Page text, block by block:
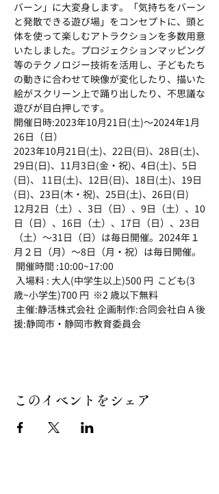
バーン」に大変身します。「気持ちをバーン
と発散できる遊び場」をコンセプトに、頭と
体を使って楽しむアトラクションを多数用意
いたしました。プロジェクションマッピング
等のテクノロジー技術を活用し、子どもたち
の動きに合わせて映像が変化したり、描いた
絵がスクリーン上で踊り出したり、不思議な
遊びが目白押しです。
開催日時:2023年10月21日(土)～2024年1月
26日（日）
2023年10月21日(土)、22日(日)、28日(土)、
29日(日)、11月3日(金・祝)、4日(土)、5日
(日)、 11日(土)、12日(日)、18日(土)、19日
(日)、23日(木・祝)、25日(土)、26日(日)
12月2日（土）、3日（日）、9日（土）、10
日（日）、16日（土）、17日（日）、23日
（土）～31日（日）は毎日開催。2024年１
月２日（月）～8日（月・祝）は毎日開催。
開催時間 :10:00~17:00
入場料 : 大人(中学生以上)500 円  こども(3
歳~小学生)700 円  ※2 歳以下無料
主催:静活株式会社 企画制作:合同会社白 A 後
援:静岡市・静岡市教育委員会
このイベントをシェア